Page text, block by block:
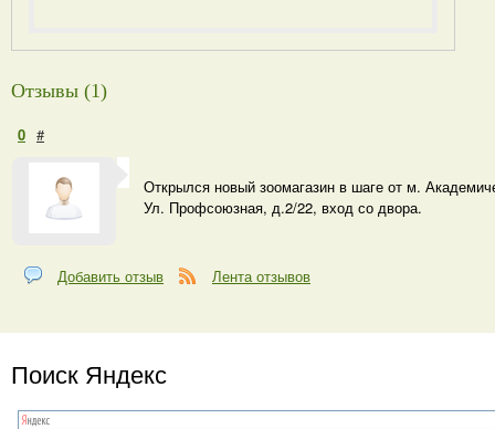
Отзывы (1)
0 #
Открылся новый зоомагазин в шаге от м.
Ул. Профсоюзная, д.2/22, вход со двора.
Добавить отзыв Лента отзывов
Поиск Яндекс